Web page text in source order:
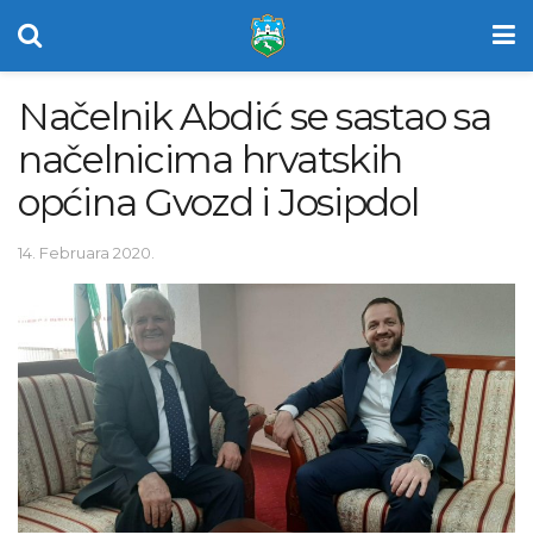
Načelnik Abdić se sastao sa
načelnicima hrvatskih
općina Gvozd i Josipdol
14. Februara 2020.